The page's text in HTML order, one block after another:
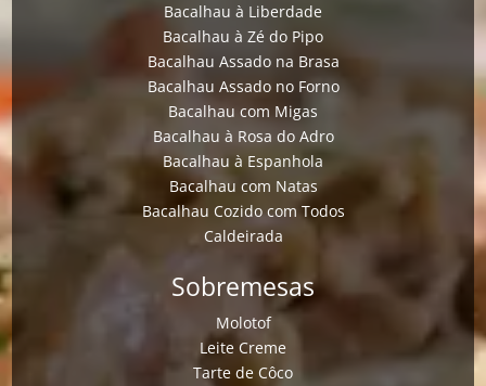
Bacalhau à Liberdade
Bacalhau à Zé do Pipo
Bacalhau Assado na Brasa
Bacalhau Assado no Forno
Bacalhau com Migas
Bacalhau à Rosa do Adro
Bacalhau à Espanhola
Bacalhau com Natas
Bacalhau Cozido com Todos
Caldeirada
Sobremesas
Molotof
Leite Creme
Tarte de Côco